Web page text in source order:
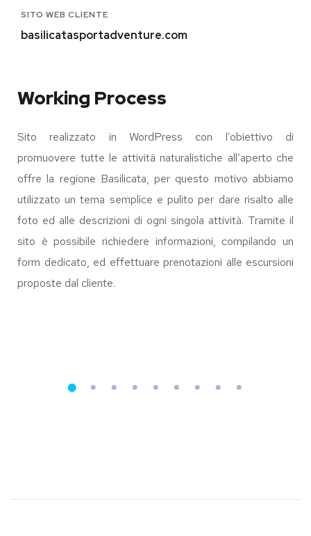
SITO WEB CLIENTE
basilicatasportadventure.com
Working Process
Sito realizzato in WordPress con l’obiettivo di
promuovere tutte le attività naturalistiche all’aperto che
offre la regione Basilicata, per questo motivo abbiamo
utilizzato un tema semplice e pulito per dare risalto alle
foto ed alle descrizioni di ogni singola attività. Tramite il
sito è possibile richiedere informazioni, compilando un
form dedicato, ed effettuare prenotazioni alle escursioni
proposte dal cliente.